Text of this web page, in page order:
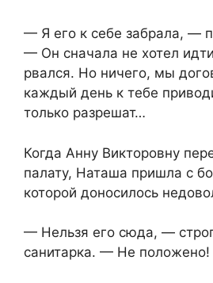
— Я его к себе забрала, —
— Он сначала не хотел
рвался. Но ничего, мы
каждый день к тебе
только разрешат…
Когда Анну Викторовну
палату, Наташа пришла с
которой доносилось
— Нельзя его сюда, —
санитарка. — Не положено!